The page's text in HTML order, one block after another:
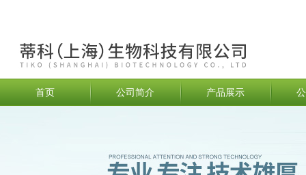
首页 公司简介 产品展示